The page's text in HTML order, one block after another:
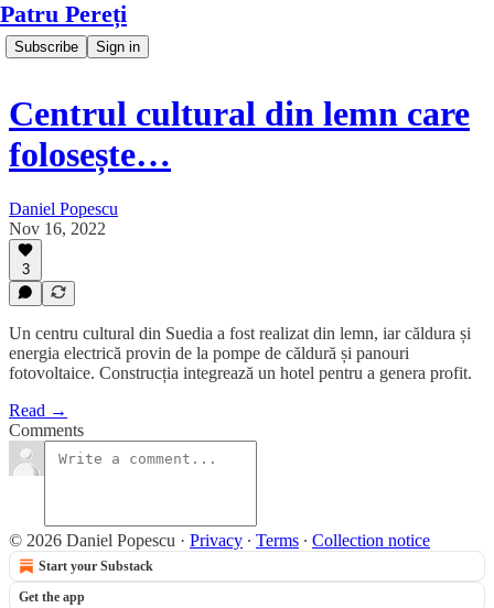
Patru Pereți
Subscribe Sign in
Centrul cultural din lemn care
folosește…
Daniel Popescu
Nov 16, 2022
3
Un centru cultural din Suedia a fost realizat din lemn, iar căldura și
energia electrică provin de la pompe de căldură și panouri
fotovoltaice. Construcția integrează un hotel pentru a genera profit.
Read →
Comments
© 2026 Daniel Popescu · Privacy ∙ Terms ∙ Collection notice
Start your Substack
Get the app